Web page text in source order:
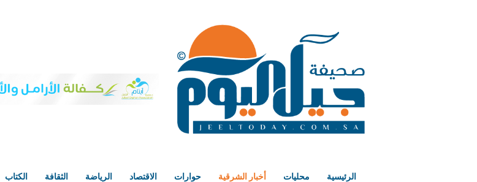
الرئيسية محليات أخبار الشرقية حوارات الاقتصاد الرياضة الثقافة الكتاب